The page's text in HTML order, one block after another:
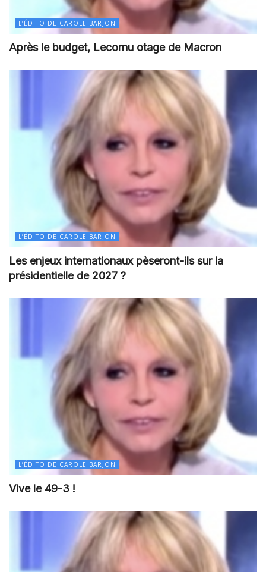
L’ÉDITO DE CAROLE BARJON
Après le budget, Lecornu otage de Macron
L’ÉDITO DE CAROLE BARJON
Les enjeux internationaux pèseront-ils sur la
présidentielle de 2027 ?
L’ÉDITO DE CAROLE BARJON
Vive le 49-3 !